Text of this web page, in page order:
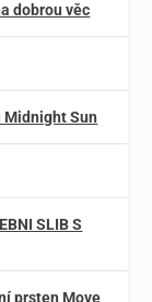
dobrou věc
Midnight Sun
SLIB S
prsten Move